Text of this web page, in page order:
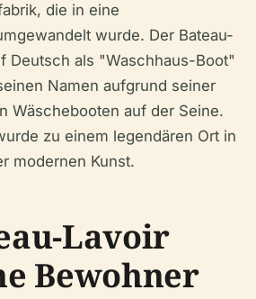
die in eine
wurde. Der Bateau-
Deutsch als "Waschhaus-Boot"
Namen aufgrund seiner
Wäschebooten auf der Seine.
zu einem legendären Ort in
modernen Kunst.
Lavoir
Bewohner